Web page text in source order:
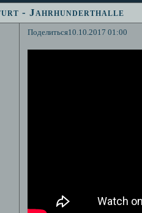
- Jahrhunderthalle
Поделиться10.10.2017 01:00